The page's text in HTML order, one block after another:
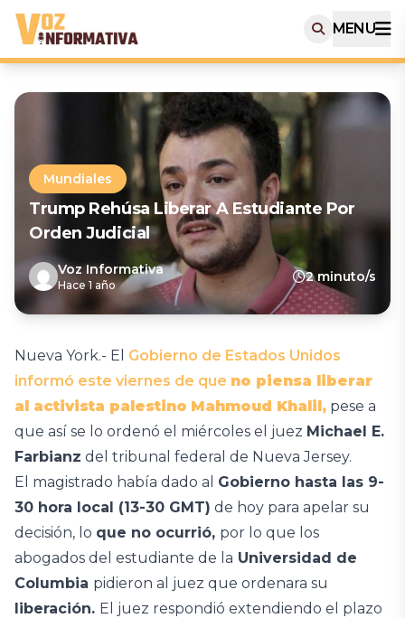
MENU
Mundiales
Trump Rehúsa Liberar A Estudiante Por
Orden Judicial
Voz Informativa
Hace 1 año
2 minuto/s
Nueva York.- El Gobierno de Estados Unidos
informó este viernes de que no piensa liberar
al activista palestino Mahmoud Khalil, pese a
que así se lo ordenó el miércoles el juez Michael E.
Farbianz del tribunal federal de Nueva Jersey.
El magistrado había dado al Gobierno hasta las 9-
30 hora local (13-30 GMT) de hoy para apelar su
decisión, lo que no ocurrió, por lo que los
abogados del estudiante de la Universidad de
Columbia pidieron al juez que ordenara su
liberación. El juez respondió extendiendo el plazo